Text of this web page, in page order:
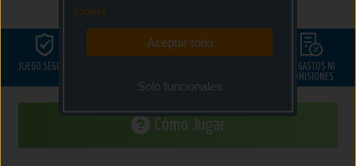
JUEGO SEGURO
NI GASTOS NI
COMISIONES
Cómo Jugar
cookies
Aceptar todo
Solo funcionales